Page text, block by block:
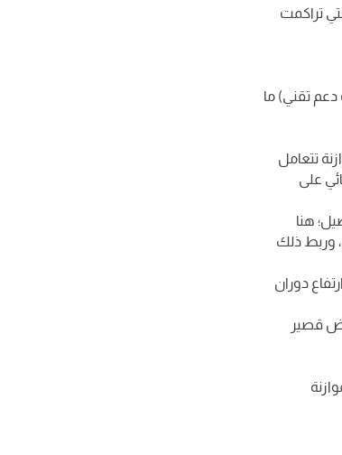
تراكمت
تقني) ما
تتعامل
على
هنا
لكل عميل، وربط ذلك
دوران
قصير